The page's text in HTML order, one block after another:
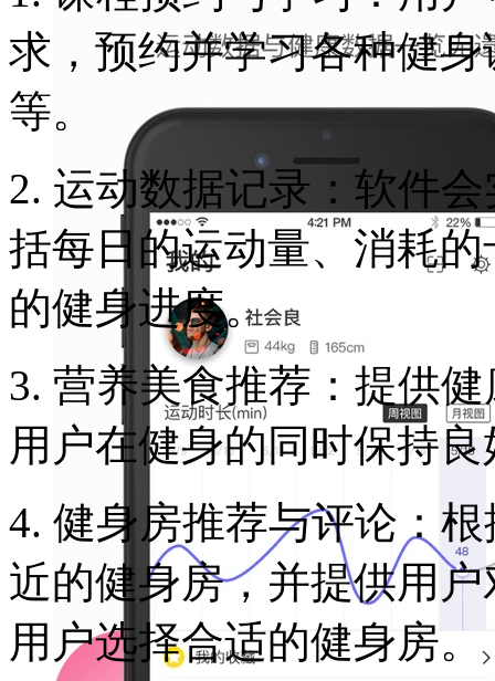
求，预约并学习各种健
等。
2. 运动数据记录：软件
括每日的运动量、消耗
的健身进度。
3. 营养美食推荐：提供
用户在健身的同时保持
4. 健身房推荐与评论：
近的健身房，并提供用
用户选择合适的健身房。